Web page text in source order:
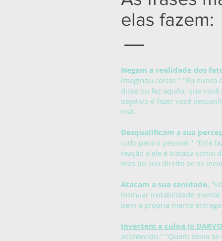
elas fazem:
Negam a realidade dos
imaginou coisas." "Eu nunca
disse ou fez aquilo, que
objetivo é fazer você
real.
Desqualificam a sua
tudo para o pessoal." "Está
reação a ele é tratada como
mas do seu direito de se
Atacam a sua sanidade.
Insinuar instabilidade
bem a própria mente
Invertem a culpa (o
acontecido." "Quem devia